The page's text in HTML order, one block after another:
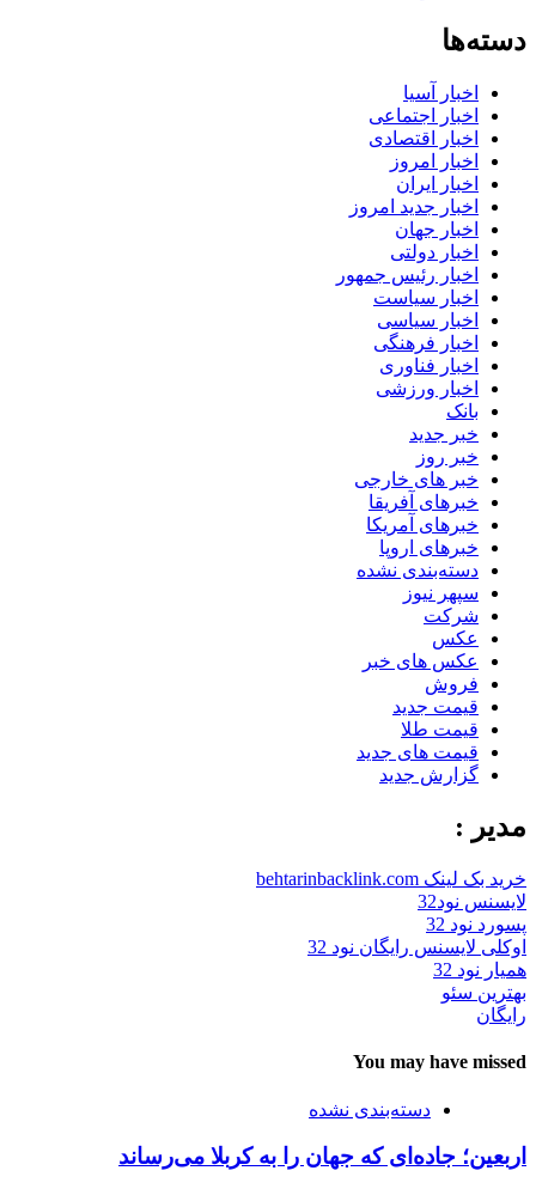
دسته‌ها
اخبار آسیا
اخبار اجتماعی
اخبار اقتصادی
اخبار امروز
اخبار ایران
اخبار جدید امروز
اخبار جهان
اخبار دولتی
اخبار رئیس جمهور
اخبار سیاست
اخبار سیاسی
اخبار فرهنگی
اخبار فناوری
اخبار ورزشی
بانک
خبر جدید
خبر روز
خبر های خارجی
خبرهای آفریقا
خبرهای آمریکا
خبرهای اروپا
دسته‌بندی نشده
سپهر نیوز
شرکت
عکس
عکس های خبر
فروش
قیمت جدید
قیمت طلا
قیمت های جدید
گزارش جدید
مدیر :
خرید بک لینک behtarinbacklink.com
لایسنس نود32
پسورد نود 32
اوکلی لایسنس رایگان نود 32
همیار نود 32
بهترین سئو
رایگان
You may have missed
دسته‌بندی نشده
اربعین؛ جاده‌ای که جهان را به کربلا می‌رساند